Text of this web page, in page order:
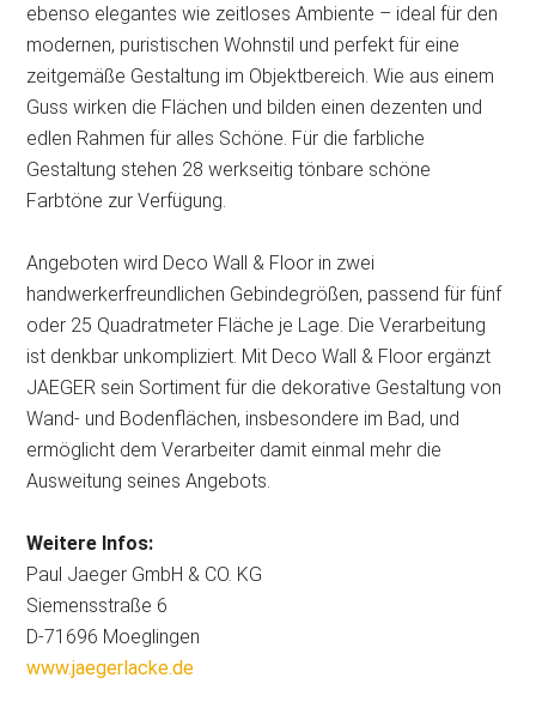
ebenso elegantes wie zeitloses Ambiente – ideal für den
modernen, puristischen Wohnstil und perfekt für eine
zeitgemäße Gestaltung im Objektbereich. Wie aus einem
Guss wirken die Flächen und bilden einen dezenten und
edlen Rahmen für alles Schöne. Für die farbliche
Gestaltung stehen 28 werkseitig tönbare schöne
Farbtöne zur Verfügung.
Angeboten wird Deco Wall & Floor in zwei
handwerkerfreundlichen Gebindegrößen, passend für fünf
oder 25 Quadratmeter Fläche je Lage. Die Verarbeitung
ist denkbar unkompliziert. Mit Deco Wall & Floor ergänzt
JAEGER sein Sortiment für die dekorative Gestaltung von
Wand- und Bodenflächen, insbesondere im Bad, und
ermöglicht dem Verarbeiter damit einmal mehr die
Ausweitung seines Angebots.
Weitere Infos:
Paul Jaeger GmbH & CO. KG
Siemensstraße 6
D-71696 Moeglingen
www.jaegerlacke.de